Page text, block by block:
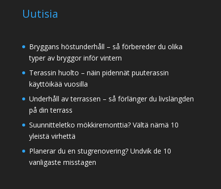
Uutisia
Bryggans höstunderhåll – så förbereder du olika
typer av bryggor inför vintern
Terassin huolto – näin pidennät puuterassin
käyttöikää vuosilla
Underhåll av terrassen – så förlänger du livslängden
på din terrass
Suunnitteletko mökkiremonttia? Vältä nämä 10
yleistä virhettä
Planerar du en stugrenovering? Undvik de 10
vanligaste misstagen